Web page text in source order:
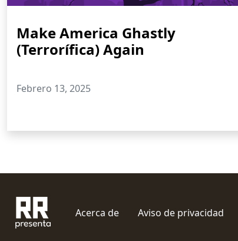
Make America Ghastly
(Terrorífica) Again
Febrero 13, 2025
Acerca de Aviso de privacidad